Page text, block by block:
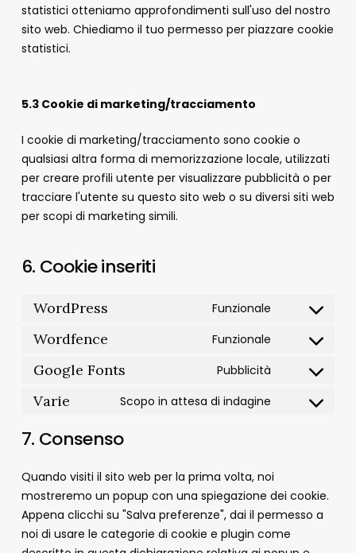
statistici otteniamo approfondimenti sull'uso del nostro
sito web. Chiediamo il tuo permesso per piazzare cookie
statistici.
5.3 Cookie di marketing/tracciamento
I cookie di marketing/tracciamento sono cookie o
qualsiasi altra forma di memorizzazione locale, utilizzati
per creare profili utente per visualizzare pubblicità o per
tracciare l'utente su questo sito web o su diversi siti web
per scopi di marketing simili.
6. Cookie inseriti
WordPress Funzionale
Consent
wordpress
Wordfence Funzionale
Consent
wordfence
Google Fonts Pubblicità
Consent
Varie Scopo in attesa di indagine
Consent
7. Consenso
Quando visiti il sito web per la prima volta, noi
mostreremo un popup con una spiegazione dei cookie.
Appena clicchi su "Salva preferenze", dai il permesso a
noi di usare le categorie di cookie e plugin come